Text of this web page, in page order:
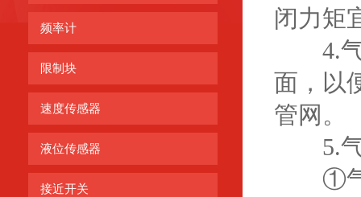
频率计
限制块
速度传感器
液位传感器
接近开关
闭力矩
4.气
面，以
管网。
5.气
①气动